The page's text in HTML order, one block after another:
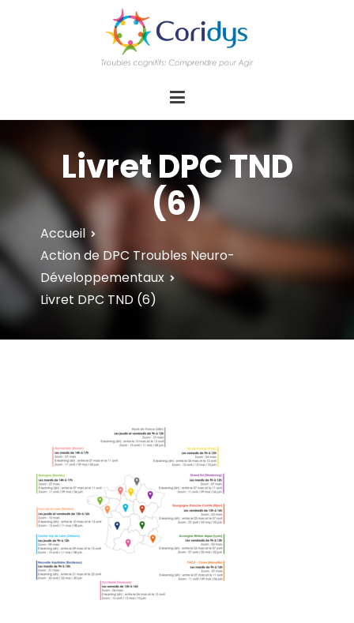
d'actions Information Accompagnement
Innovation/E­xpertise Formations autour des
Livret DPC TND
(6)
Accueil
Action de DPC Troubles Neuro-
Développementaux
Livret DPC TND (6)